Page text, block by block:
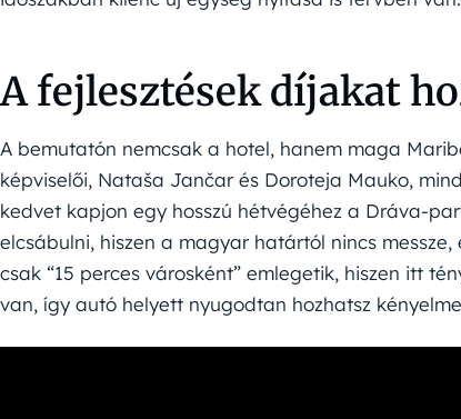
A fejlesztések díjakat
A bemutatón nemcsak a hotel, hanem maga
képviselői, Nataša Jančar és Doroteja Mauko,
kedvet kapjon egy hosszú hétvégéhez a Dráva-
elcsábulni, hiszen a magyar határtól nincs
csak “15 perces városként” emlegetik, hiszen itt
van, így autó helyett nyugodtan hozhatsz